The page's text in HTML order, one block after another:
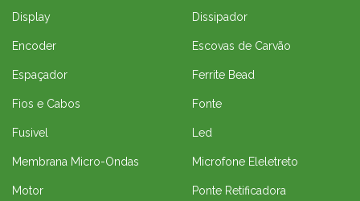
Display Dissipador
Encoder Escovas de Carvão
Espaçador Ferrite Bead
Fios e Cabos Fonte
Fusivel Led
Membrana Micro-Ondas Microfone Eleletreto
Motor Ponte Retificadora